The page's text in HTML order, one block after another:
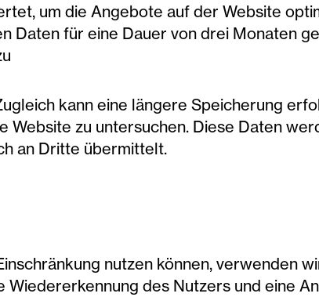
um die Angebote auf der Website
Daten für eine Dauer von drei Monaten
kann eine längere Speicherung
Website zu untersuchen. Diese Daten
an Dritte übermittelt.
nutzen können, verwenden
Wiedererkennung des Nutzers und eine